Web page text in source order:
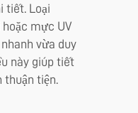
tiết. Loại
mực UV
vừa duy
này giúp tiết
thuận tiện.